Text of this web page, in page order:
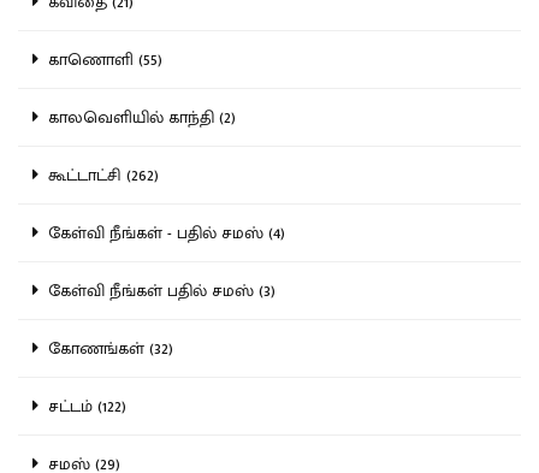
காணொளி (55)
காலவெளியில் காந்தி (2)
கூட்டாட்சி (262)
கேள்வி நீங்கள் - பதில் சமஸ் (4)
கேள்வி நீங்கள் பதில் சமஸ் (3)
கோணங்கள் (32)
சட்டம் (122)
சமஸ் (29)